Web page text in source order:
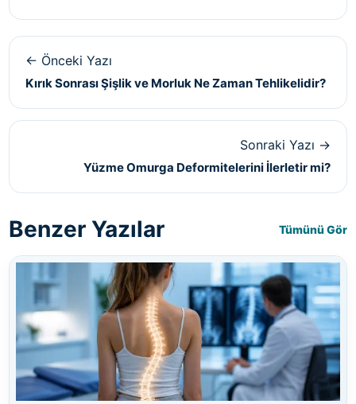
← Önceki Yazı
Kırık Sonrası Şişlik ve Morluk Ne Zaman Tehlikelidir?
Sonraki Yazı →
Yüzme Omurga Deformitelerini İlerletir mi?
Benzer Yazılar Tümünü Gör